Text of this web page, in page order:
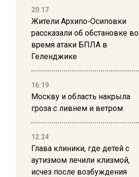
20:17
Жители Архипо-Осиповки
рассказали об обстановке во
время атаки БПЛА в
Геленджике
16:19
Москву и область накрыла
гроза с ливнем и ветром
12:24
Глава клиники, где детей с
аутизмом лечили клизмой,
исчез после возбуждения